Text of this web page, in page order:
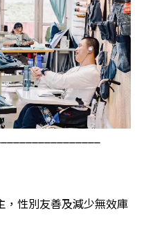
，性別友善及減少無效庫